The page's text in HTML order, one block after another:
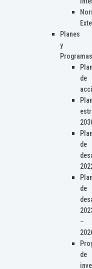
Planes
y
Programas
Plan
de
Plan
Plan
de
Plan
de
–
de